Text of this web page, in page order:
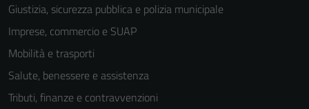
Giustizia, sicurezza pubblica e polizia municipale
Imprese, commercio e SUAP
Mobilità e trasporti
Salute, benessere e assistenza
Tributi, finanze e contravvenzioni